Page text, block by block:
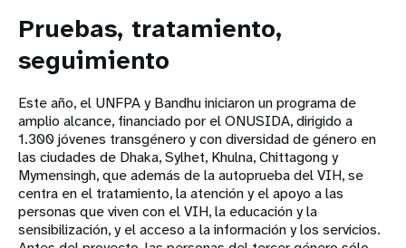
Pruebas, tratamiento,
seguimiento
Este año, el UNFPA y Bandhu iniciaron un programa de
amplio alcance, financiado por el ONUSIDA, dirigido a
1.300 jóvenes transgénero y con diversidad de género en
las ciudades de Dhaka, Sylhet, Khulna, Chittagong y
Mymensingh, que además de la autoprueba del VIH, se
centra en el tratamiento, la atención y el apoyo a las
personas que viven con el VIH, la educación y la
sensibilización, y el acceso a la información y los servicios.